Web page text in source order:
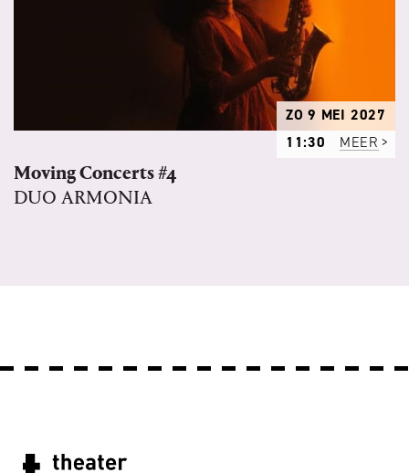
ZO 9 MEI 2027
11:30
MEER
Moving Concerts #4
DUO ARMONIA